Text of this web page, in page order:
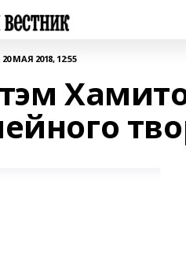
20 МАЯ 2018, 12:55